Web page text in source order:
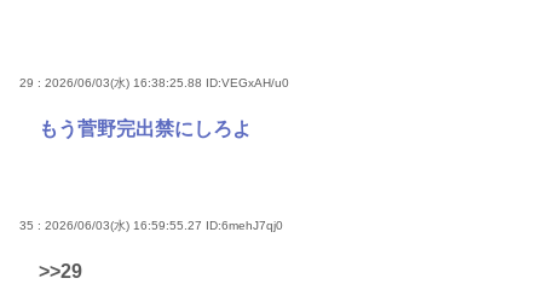
29 : 2026/06/03(水) 16:38:25.88 ID:VEGxAH/u0
もう菅野完出禁にしろよ
35 : 2026/06/03(水) 16:59:55.27 ID:6mehJ7qj0
>>29